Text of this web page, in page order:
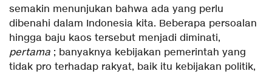
semakin menunjukan bahwa ada yang perlu
dibenahi dalam Indonesia kita. Beberapa persoalan
hingga baju kaos tersebut menjadi diminati,
pertama ; banyaknya kebijakan pemerintah yang
tidak pro terhadap rakyat, baik itu kebijakan politik,